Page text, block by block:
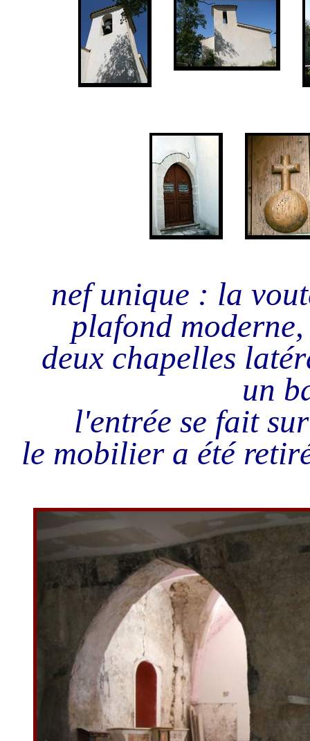
nef unique : la
plafond
deux chapelles
un
l'entrée se fait
le mobilier a été